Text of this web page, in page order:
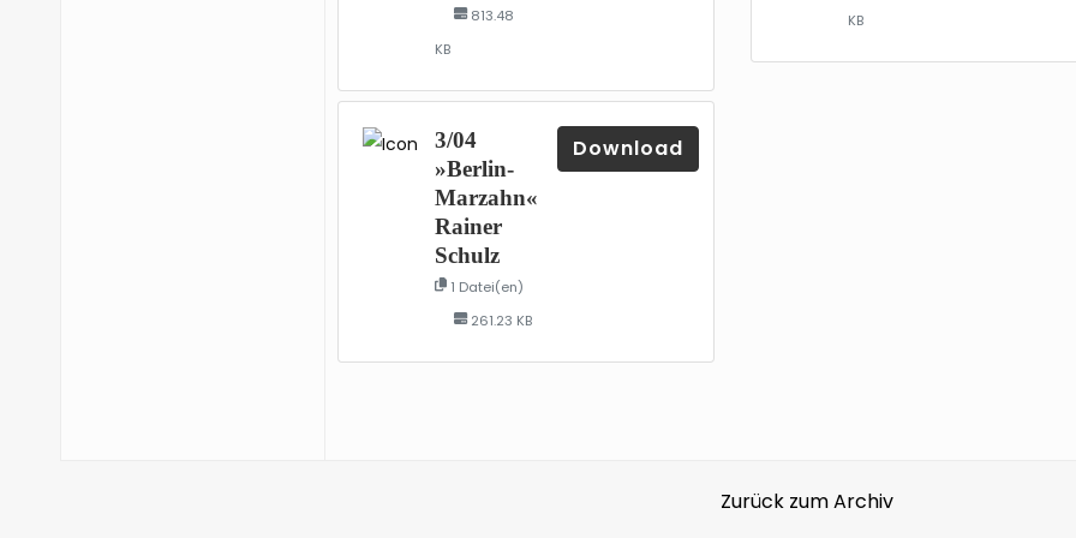
813.48
KB
KB
3/04
»Berlin-
Marzahn«
Rainer
Schulz
1 Datei(en)
261.23 KB
Download
Zurück zum Archiv
Über uns